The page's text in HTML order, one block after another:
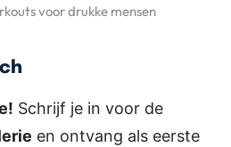
voor drukke mensen
Schrijf je in voor de
en ontvang als eerste